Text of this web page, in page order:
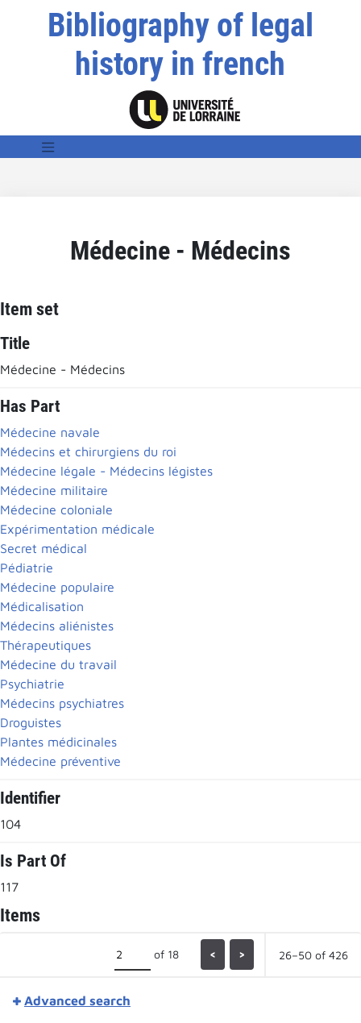
Bibliography of legal
history in french
Médecine - Médecins
Item set
Title
Médecine - Médecins
Has Part
Médecine navale
Médecins et chirurgiens du roi
Médecine légale - Médecins légistes
Médecine militaire
Médecine coloniale
Expérimentation médicale
Secret médical
Pédiatrie
Médecine populaire
Médicalisation
Médecins aliénistes
Thérapeutiques
Médecine du travail
Psychiatrie
Médecins psychiatres
Droguistes
Plantes médicinales
Médecine préventive
Identifier
104
Is Part Of
117
Items
of 18 < > 26–50 of 426
Advanced search